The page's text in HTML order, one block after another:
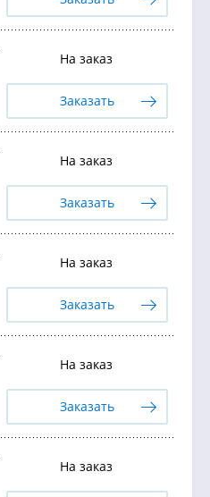
На заказ
Заказать
На заказ
Заказать
На заказ
Заказать
На заказ
Заказать
На заказ